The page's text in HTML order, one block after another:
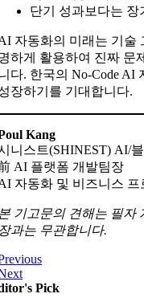
단기 성과보다는
자동화의 미래는 기술
하게 활용하여 진짜 문
다. 한국의 No-Code AI
장하기를 기대합니다.
Kang
니스트(SHINEST) AI/
AI 플랫폼 개발팀장
자동화 및 비즈니스
기고문의 견해는 필자
과는 무관합니다.
Pick